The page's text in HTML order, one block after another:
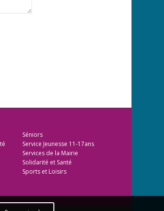
Séniors
Service Jeunesse 11-17ans
Services de la Mairie
Solidarité et Santé
Sports et Loisirs